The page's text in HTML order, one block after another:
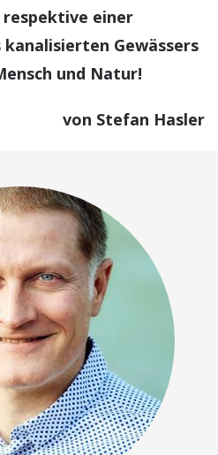
respektive einer
Gewässers
und Natur!
von Stefan Hasler